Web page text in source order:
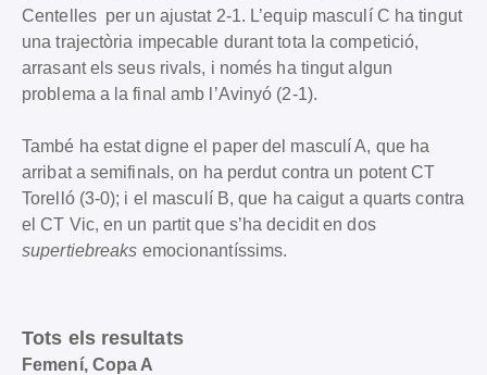
Centelles per un ajustat 2-1. L’equip masculí C ha tingut
una trajectòria impecable durant tota la competició,
arrasant els seus rivals, i només ha tingut algun
problema a la final amb l’Avinyó (2-1).
També ha estat digne el paper del masculí A, que ha
arribat a semifinals, on ha perdut contra un potent CT
Torelló (3-0); i el masculí B, que ha caigut a quarts contra
el CT Vic, en un partit que s’ha decidit en dos
supertiebreaks emocionantíssims.
Tots els resultats
Femení, Copa A